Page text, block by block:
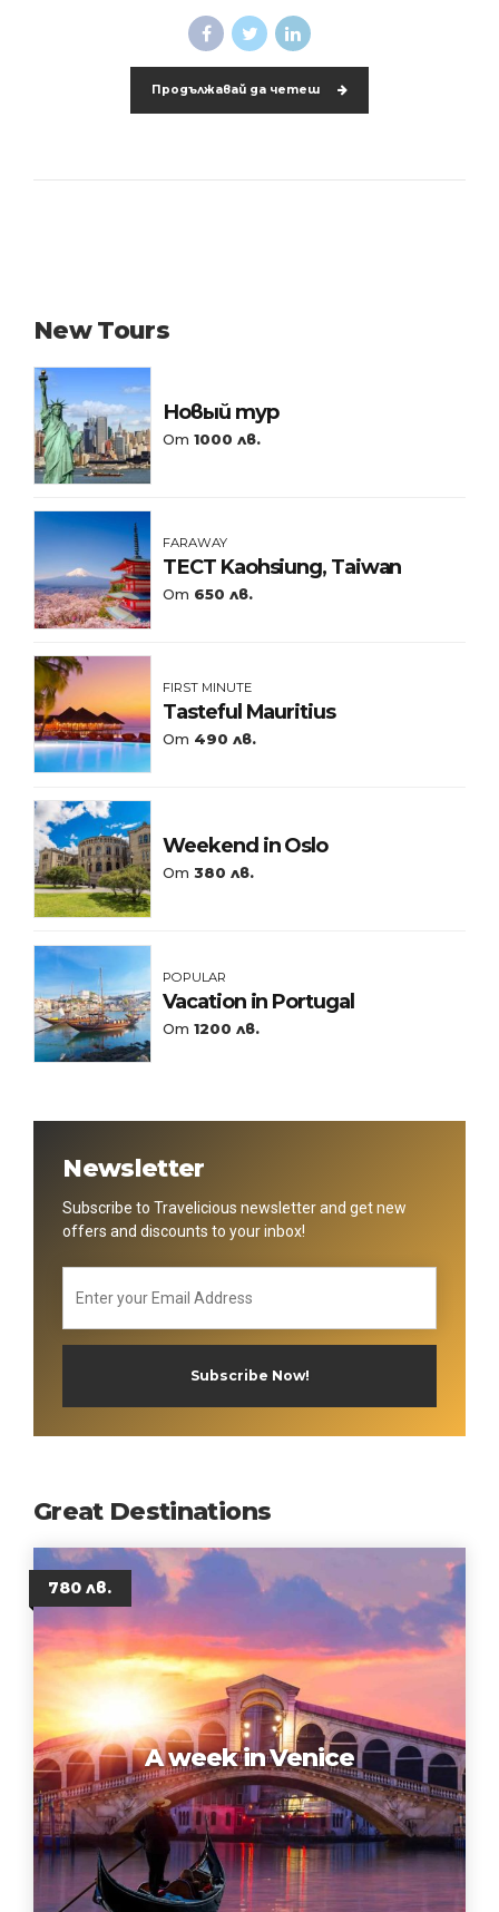
Продължавай да четеш
New Tours
Новый тур
От1000 лв.
FARAWAY
ТЕСТ Kaohsiung, Taiwan
От 650 лв.
FIRST MINUTE
Tasteful Mauritius
От 490 лв.
Weekend in Oslo
От380 лв.
POPULAR
Vacation in Portugal
От1200 лв.
Newsletter
Subscribe to Travelicious newsletter and get new
offers and discounts to your inbox!
Great Destinations
780 лв.
A week in Venice